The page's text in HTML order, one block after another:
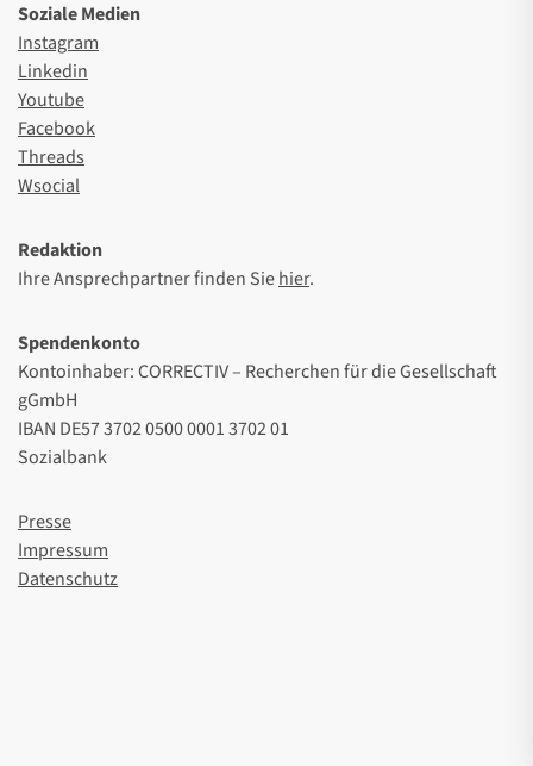
Soziale Medien
Instagram
Linkedin
Youtube
Facebook
Threads
Wsocial
Redaktion
Ihre Ansprechpartner finden Siehier.
Spendenkonto
Kontoinhaber: CORRECTIV – Recherchen für die Gesellschaft
gGmbH
IBAN DE57 3702 0500 0001 3702 01
Sozialbank
Presse
Impressum
Datenschutz